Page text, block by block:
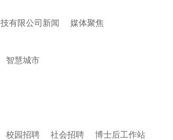
有限公司新闻 媒体聚焦
智慧城市
校园招聘 社会招聘
博士后工作站